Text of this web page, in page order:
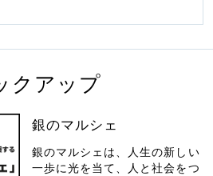
クアップ
銀のマルシェ
銀のマルシェは、人生の新しい
一歩に光を当て、人と社会をつ